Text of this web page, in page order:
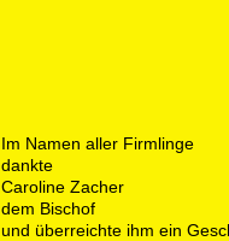
Im Namen aller Firmlinge
dankte
Caroline Zacher
dem Bischof
und überreichte ihm ein